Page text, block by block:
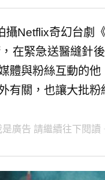
Netflix奇幻台劇
在緊急送醫縫針
體與粉絲互動的他
有關，也讓大批粉
是廣告 請繼續往下閱讀